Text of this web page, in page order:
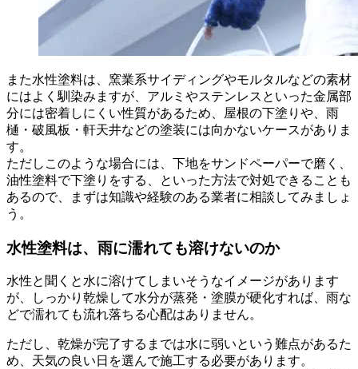
また水性塗料は、窯業系サイディングやモルタルなどの素材
にはよく馴染みますが、アルミやステンレスといった金属部
分には密着しにくい性質があるため、屋根の下塗りや、雨
樋・破風板・軒天井などの塗装には向かないケースがありま
す。
ただしこのような場合には、下地をサンドペーパーで磨く、
油性塗料で下塗りをする、といった方法で対処できることも
あるので、まずは知識や経験のある業者に相談してみましょ
う。
水性塗料は、雨に濡れても溶けないのか
水性と聞くと水に溶けてしまいそうなイメージがあります
が、しっかり乾燥して水分が蒸発・塗膜が硬化すれば、雨な
どで濡れても流れ落ちる心配はありません。
ただし、乾燥が完了するまでは水に弱いという難点があるた
め、天気の良い日を選んで施工する必要があります。